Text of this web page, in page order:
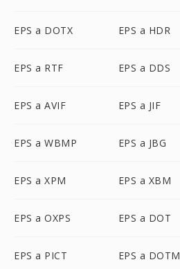
EPS a DOTX EPS a HDR
EPS a RTF EPS a DDS
EPS a AVIF EPS a JIF
EPS a WBMP EPS a JBG
EPS a XPM EPS a XBM
EPS a OXPS EPS a DOT
EPS a PICT EPS a DOTM